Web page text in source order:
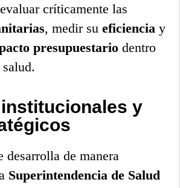
críticamente las
, medir sueficiencia y
presupuestario dentro
y
desarrolla de manera
Superintendencia de Salud